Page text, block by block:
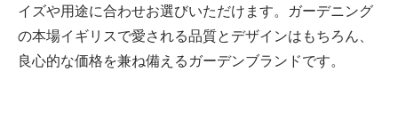
イズや用途に合わせお選びいただけます。ガーデニング
の本場イギリスで愛される品質とデザインはもちろん、
良心的な価格を兼ね備えるガーデンブランドです。